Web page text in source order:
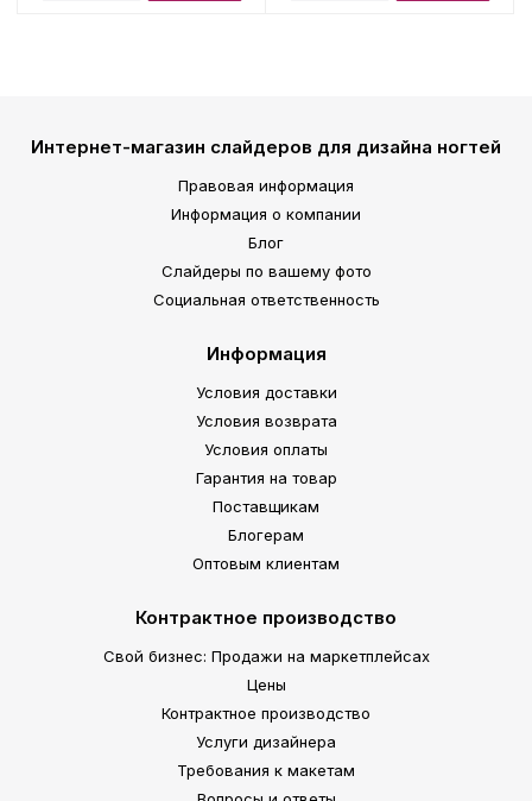
Интернет-магазин слайдеров для дизайна ногтей
Правовая информация
Информация о компании
Блог
Слайдеры по вашему фото
Социальная ответственность
Информация
Условия доставки
Условия возврата
Условия оплаты
Гарантия на товар
Поставщикам
Блогерам
Оптовым клиентам
Контрактное производство
Свой бизнес: Продажи на маркетплейсах
Цены
Контрактное производство
Услуги дизайнера
Требования к макетам